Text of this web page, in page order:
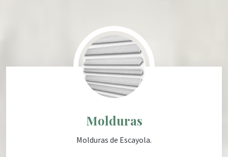
Molduras
Molduras de Escayola.